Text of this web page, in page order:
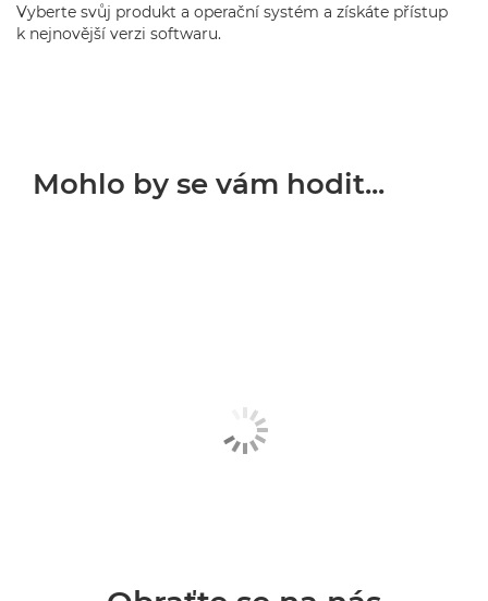
Vyberte svůj produkt a operační systém a získáte přístup
k nejnovější verzi softwaru.
Mohlo by se vám hodit...